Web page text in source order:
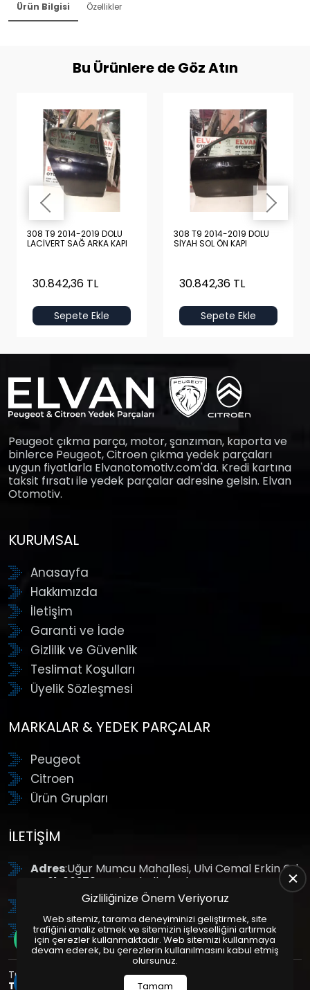
Ürün Bilgisi Özellikler
Bu Ürünlere de Göz Atın
308 T9 2014-2019 DOLU
LACİVERT SAĞ ARKA KAPI
30.842,36 TL
Sepete Ekle
308 T9 2014-2019 DOLU
SİYAH SOL ÖN KAPI
30.842,36 TL
Sepete Ekle
Peugeot çıkma parça, motor, şanzıman, kaporta ve
binlerce Peugeot, Citroen çıkma yedek parçaları
uygun fiyatlarla Elvanotomotiv.com'da. Kredi kartına
taksit fırsatı ile yedek parçalar adresine gelsin. Elvan
Otomotiv.
KURUMSAL
Anasayfa
Hakkımızda
İletişim
Garanti ve İade
Gizlilik ve Güvenlik
Teslimat Koşulları
Üyelik Sözleşmesi
MARKALAR & YEDEK PARÇALAR
Peugeot
Citroen
Ürün Grupları
İLETIŞIM
Adres:Uğur Mumcu Mahallesi, Ulvi Cemal Erkin Cd.
No:61, 06370 Yenimahalle/Ankara
: +90 (312) 354 8888
GSM: +90 (532) 343 4085
Tüm Hakları Saklıdır. | Bu site Us Yazılım
Tasarım
Paketleri ile Hazırlanmıştır. © 2025
Gizliliğinize Önem Veriyoruz
Web sitemiz, tarama deneyiminizi geliştirmek, site
trafiğini analiz etmek ve sitemizin işlevselliğini artırmak
için çerezler kullanmaktadır. Web sitemizi kullanmaya
devam ederek, bu çerezlerin kullanılmasını kabul etmiş
olursunuz.
Tamam